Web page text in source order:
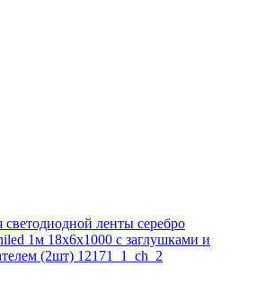
ленты серебро
1м 18x6x1000 с заглушками и
(2шт) 12171_1_ch_2